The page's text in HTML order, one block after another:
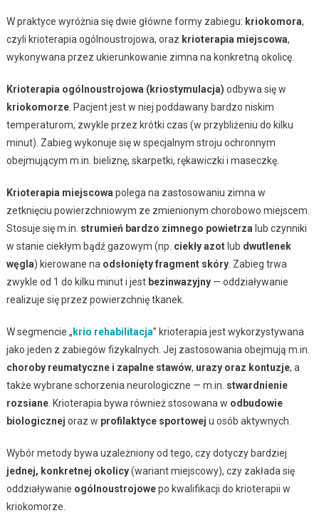
W praktyce wyróżnia się dwie główne formy zabiegu: kriokomora,
czyli krioterapia ogólnoustrojowa, oraz krioterapia miejscowa,
wykonywana przez ukierunkowanie zimna na konkretną okolicę.
Krioterapia ogólnoustrojowa (kriostymulacja) odbywa się w
kriokomorze. Pacjent jest w niej poddawany bardzo niskim
temperaturom, zwykle przez krótki czas (w przybliżeniu do kilku
minut). Zabieg wykonuje się w specjalnym stroju ochronnym
obejmującym m.in. bieliznę, skarpetki, rękawiczki i maseczkę.
Krioterapia miejscowa polega na zastosowaniu zimna w
zetknięciu powierzchniowym ze zmienionym chorobowo miejscem.
Stosuje się m.in. strumień bardzo zimnego powietrza lub czynniki
w stanie ciekłym bądź gazowym (np. ciekły azotlub dwutlenek
węgla) kierowane na odsłonięty fragment skóry. Zabieg trwa
zwykle od 1 do kilku minut i jest bezinwazyjny— oddziaływanie
realizuje się przez powierzchnię tkanek.
W segmencie „ krio rehabilitacja” krioterapia jest wykorzystywana
jako jeden z zabiegów fizykalnych. Jej zastosowania obejmują m.in.
choroby reumatyczne i zapalne stawów, urazy oraz kontuzje, a
także wybrane schorzenia neurologiczne — m.in. stwardnienie
rozsiane. Krioterapia bywa również stosowana w odbudowie
biologicznej oraz w profilaktyce sportowej u osób aktywnych.
Wybór metody bywa uzależniony od tego, czy dotyczy bardziej
jednej, konkretnej okolicy(wariant miejscowy), czy zakłada się
oddziaływanie ogólnoustrojowepo kwalifikacji do krioterapii w
kriokomorze.